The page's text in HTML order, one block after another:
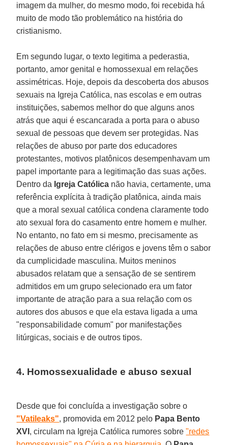
imagem da mulher, do mesmo modo, foi recebida há
muito de modo tão problemático na história do
cristianismo.
Em segundo lugar, o texto legitima a pederastia,
portanto, amor genital e homossexual em relações
assimétricas. Hoje, depois da descoberta dos abusos
sexuais na Igreja Católica, nas escolas e em outras
instituições, sabemos melhor do que alguns anos
atrás que aqui é escancarada a porta para o abuso
sexual de pessoas que devem ser protegidas. Nas
relações de abuso por parte dos educadores
protestantes, motivos platônicos desempenhavam um
papel importante para a legitimação das suas ações.
Dentro da Igreja Católica não havia, certamente, uma
referência explícita à tradição platônica, ainda mais
que a moral sexual católica condena claramente todo
ato sexual fora do casamento entre homem e mulher.
No entanto, no fato em si mesmo, precisamente as
relações de abuso entre clérigos e jovens têm o sabor
da cumplicidade masculina. Muitos meninos
abusados relatam que a sensação de se sentirem
admitidos em um grupo selecionado era um fator
importante de atração para a sua relação com os
autores dos abusos e que ela estava ligada a uma
"responsabilidade comum" por manifestações
litúrgicas, sociais e de outros tipos.
4. Homossexualidade e abuso sexual
Desde que foi concluída a investigação sobre o
"Vatileaks", promovida em 2012 pelo Papa Bento
XVI , circulam na Igreja Católica rumores sobre"redes